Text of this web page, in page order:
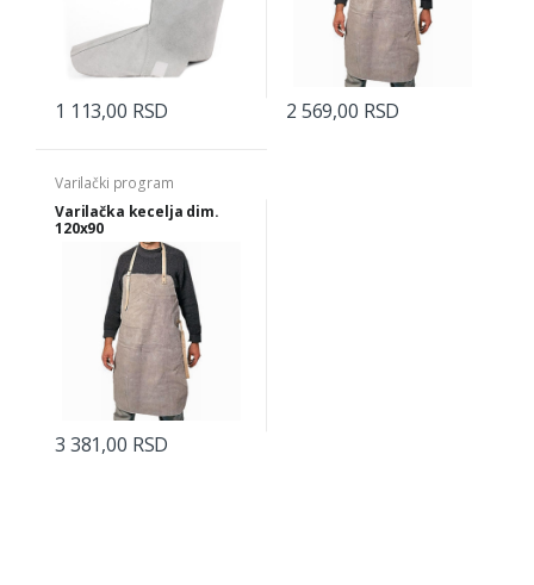
1 113,00 RSD 2 569,00 RSD
Varilački program
Varilačka kecelja dim.
120x90
3 381,00 RSD